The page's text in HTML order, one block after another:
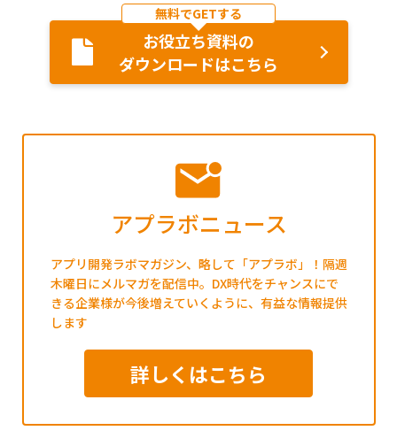
お役立ち資料の
ダウンロードはこちら
無料でGETする
アプラボニュース
アプリ開発ラボマガジン、略して「アプラボ」！隔週
木曜日にメルマガを配信中。DX時代をチャンスにで
きる企業様が今後増えていくように、有益な情報提供
します
詳しくはこちら